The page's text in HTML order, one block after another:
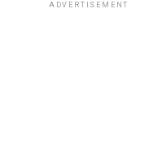
ADVERTISEMENT